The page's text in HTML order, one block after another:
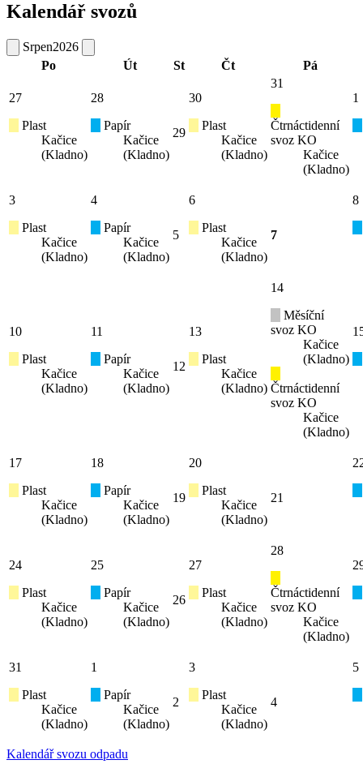
Kalendář svozů
Srpen2026
Po
Út St Čt Pá
27
Plast
Kačice
(Kladno)
28
Papír
Kačice
(Kladno)
29
30
Plast
Kačice
(Kladno)
31
Čtrnáctidenní
svoz KO
Kačice
(Kladno)
1
3
Plast
Kačice
(Kladno)
4
Papír
Kačice
(Kladno)
5
6
Plast
Kačice
(Kladno)
7
8
10
Plast
Kačice
(Kladno)
11
Papír
Kačice
(Kladno)
12
13
Plast
Kačice
(Kladno)
14
Měsíční
svoz KO
Kačice
(Kladno)
Čtrnáctidenní
svoz KO
Kačice
(Kladno)
17
Plast
Kačice
(Kladno)
18
Papír
Kačice
(Kladno)
19
20
Plast
Kačice
(Kladno)
21
24
Plast
Kačice
(Kladno)
25
Papír
Kačice
(Kladno)
26
27
Plast
Kačice
(Kladno)
28
Čtrnáctidenní
svoz KO
Kačice
(Kladno)
31
Plast
Kačice
(Kladno)
1
Papír
Kačice
(Kladno)
2
3
Plast
Kačice
(Kladno)
4
5
Kalendář svozu odpadu